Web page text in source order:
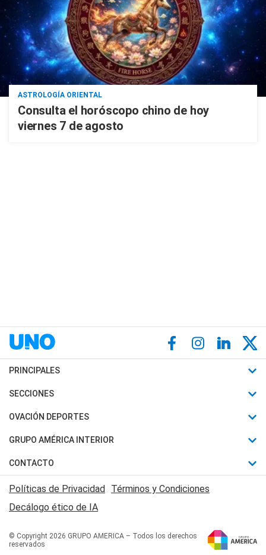
ASTROLOGÍA ORIENTAL
Consulta el horóscopo chino de hoy
viernes 7 de agosto
PRINCIPALES
Últimas Noticias
Política
Judiciales
Economia
SECCIONES
Horóscopo
Motores
Trucos caseros
Series y Películas
Edictos y Solicitadas
OVACIÓN DEPORTES
Fútbol
Mundial
Automovilismo
Rugby
Básquet
GRUPO AMÉRICA INTERIOR
Canal 7 en Vivo
San Juan 8
CONTACTO
Acerca de Nosotros
Contactanos
Políticas de Privacidad Términos y Condiciones
Decálogo ético de IA
© Copyright 2026 GRUPO AMERICA – Todos los derechos
reservados